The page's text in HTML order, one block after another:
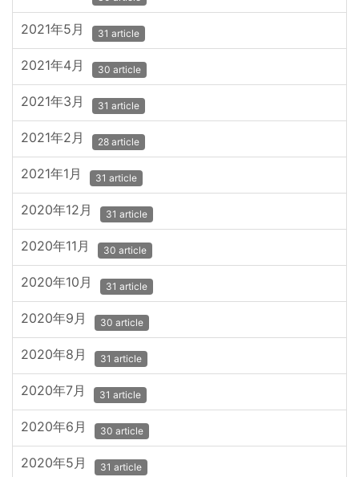
2021年5月 31 article
2021年4月 30 article
2021年3月 31 article
2021年2月 28 article
2021年1月 31 article
2020年12月 31 article
2020年11月 30 article
2020年10月 31 article
2020年9月 30 article
2020年8月 31 article
2020年7月 31 article
2020年6月 30 article
2020年5月 31 article